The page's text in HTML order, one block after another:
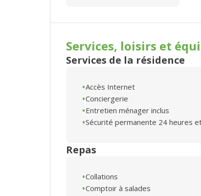
Services, loisirs et
Services de la résidence
Accès Internet
Conciergerie
Entretien ménager inclus
Sécurité permanente 24 heures
Repas
Collations
Comptoir à salades